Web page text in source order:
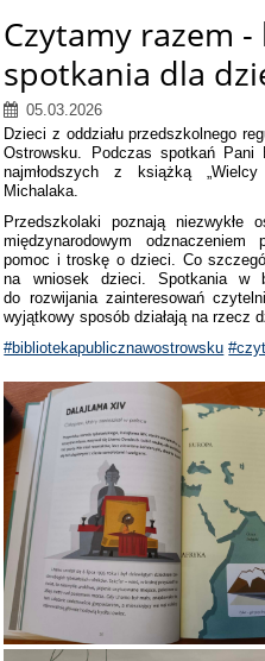
Czytamy razem
spotkania dla
05.03.2026
Dzieci z oddziału przedszkolnego
Ostrowsku. Podczas spotkań Pani
najmłodszych z książką
Michalaka.
Przedszkolaki poznają niezwykłe
międzynarodowym odznaczeniem
pomoc i troskę o dzieci. Co
na wniosek dzieci. Spotkania w
do rozwijania zainteresowań
wyjątkowy sposób działają na rzecz
#bibliotekapublicznawostrowsku